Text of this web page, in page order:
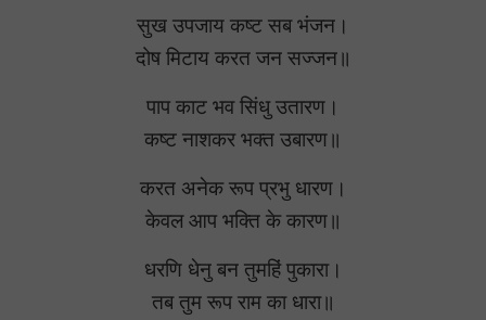
सुख उपजाय कष्ट सब भंजन।
दोष मिटाय करत जन सज्जन॥
पाप काट भव सिंधु उतारण।
कष्ट नाशकर भक्त उबारण॥
करत अनेक रूप प्रभु धारण।
केवल आप भक्ति के कारण॥
धरणि धेनु बन तुमहिं पुकारा।
तब तुम रूप राम का धारा॥